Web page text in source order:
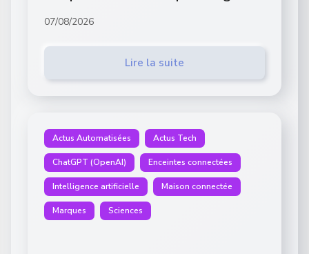
07/08/2026
Lire la suite
Actus Automatisées Actus Tech
ChatGPT (OpenAI) Enceintes connectées
Intelligence artificielle Maison connectée
Marques Sciences